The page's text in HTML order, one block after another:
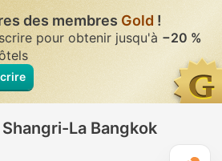
• Dans certaines chambres
des membres Gold !
pour obtenir jusqu'à −20 %
La Bangkok